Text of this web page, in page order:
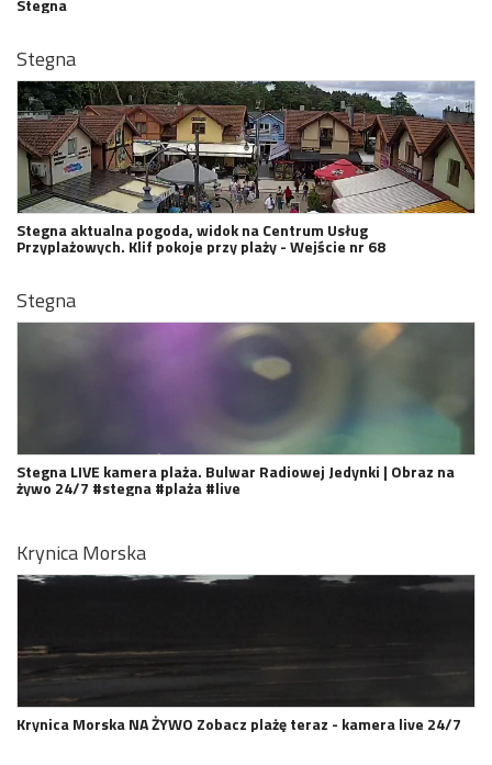
Stegna
Stegna
Stegna aktualna pogoda, widok na Centrum Usług
Przyplażowych. Klif pokoje przy plaży - Wejście nr 68
Stegna
Stegna LIVE kamera plaża. Bulwar Radiowej Jedynki | Obraz na
żywo 24/7 #stegna #plaża #live
Krynica Morska
Krynica Morska NA ŻYWO Zobacz plażę teraz - kamera live 24/7